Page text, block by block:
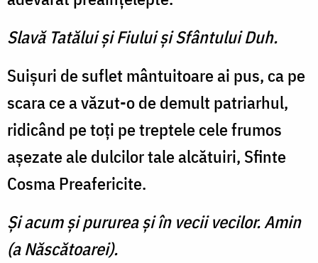
Slavă Tatălui şi Fiului şi Sfântului Duh.
Suişuri de suflet mântuitoare ai pus, ca pe
scara ce a văzut-o de demult patriarhul,
ridicând pe toţi pe treptele cele frumos
aşezate ale dulcilor tale alcă­tuiri, Sfinte
Cosma Preafericite.
Şi acum şi pururea şi în vecii vecilor. Amin
(a Născătoarei).